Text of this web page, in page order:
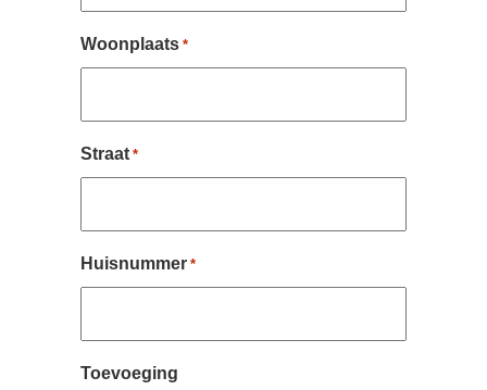
Woonplaats *
Straat *
Huisnummer *
Toevoeging